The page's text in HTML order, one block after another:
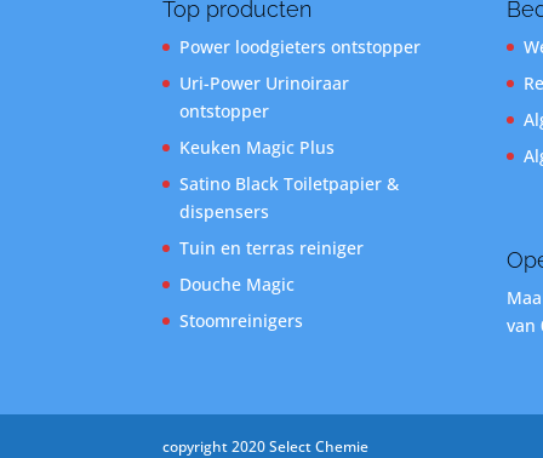
Top producten
Power loodgieters ontstopper
Uri-Power Urinoiraar
ontstopper
Keuken Magic Plus
Satino Black Toiletpapier &
dispensers
Tuin en terras reiniger
Douche Magic
Stoomreinigers
van
copyright 2020 Select Chemie